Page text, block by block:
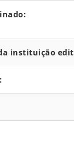
instituição